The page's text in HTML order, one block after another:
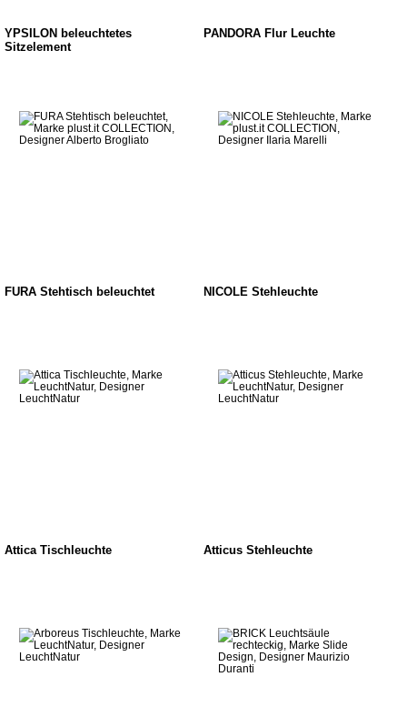
YPSILON beleuchtetes
Sitzelement
PANDORA Flur Leuchte
FURA Stehtisch beleuchtet NICOLE Stehleuchte
Attica Tischleuchte Atticus Stehleuchte